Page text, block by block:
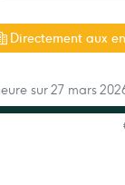
Directement aux
sur 27 mars